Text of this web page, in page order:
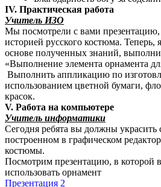
IV. Практическая работа
Учитель ИЗО
Мы посмотрели с вами презентацию,
историей русского костюма. Теперь,
основе полученных знаний,
«Выполнение элемента орнамента
Выполнить аппликацию по
использованием цветной бумаги,
красок.
V. Работа на компьютере
Учитель информатики
Сегодня ребята вы должны украсить
построенном в графическом
костюмы.
Посмотрим презентацию, в которой
использовать орнамент
Презентация 2